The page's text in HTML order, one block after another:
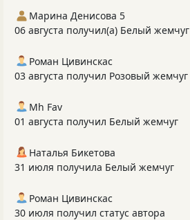
Марина Денисова 5
06 августа получил(а) Белый жемчуг
Роман Цивинскас
03 августа получил Розовый жемчуг
Mh Fav
01 августа получил Белый жемчуг
Наталья Бикетова
31 июля получила Белый жемчуг
Роман Цивинскас
30 июля получил статус автора